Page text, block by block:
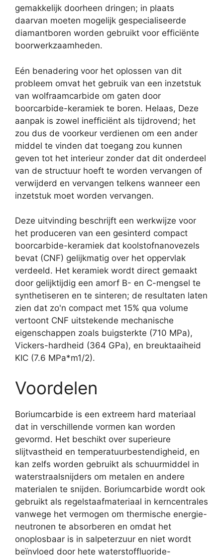
gemakkelijk doorheen dringen; in plaats
daarvan moeten mogelijk gespecialiseerde
diamantboren worden gebruikt voor efficiënte
boorwerkzaamheden.
Eén benadering voor het oplossen van dit
probleem omvat het gebruik van een inzetstuk
van wolfraamcarbide om gaten door
boorcarbide-keramiek te boren. Helaas, Deze
aanpak is zowel inefficiënt als tijdrovend; het
zou dus de voorkeur verdienen om een ​​ander
middel te vinden dat toegang zou kunnen
geven tot het interieur zonder dat dit onderdeel
van de structuur hoeft te worden vervangen of
verwijderd en vervangen telkens wanneer een
inzetstuk moet worden vervangen.
Deze uitvinding beschrijft een werkwijze voor
het produceren van een gesinterd compact
boorcarbide-keramiek dat koolstofnanovezels
bevat (CNF) gelijkmatig over het oppervlak
verdeeld. Het keramiek wordt direct gemaakt
door gelijktijdig een amorf B- en C-mengsel te
synthetiseren en te sinteren; de resultaten laten
zien dat zo'n compact met 15% qua volume
vertoont CNF uitstekende mechanische
eigenschappen zoals buigsterkte (710 MPa),
Vickers-hardheid (364 GPa), en breuktaaiheid
KIC (7.6 MPa*m1/2).
Voordelen
Boriumcarbide is een extreem hard materiaal
dat in verschillende vormen kan worden
gevormd. Het beschikt over superieure
slijtvastheid en temperatuurbestendigheid, en
kan zelfs worden gebruikt als schuurmiddel in
waterstraalsnijders om metalen en andere
materialen te snijden. Boriumcarbide wordt ook
gebruikt als regelstaafmateriaal in kerncentrales
vanwege het vermogen om thermische energie-
neutronen te absorberen en omdat het
onoplosbaar is in salpeterzuur en niet wordt
beïnvloed door hete waterstoffluoride-